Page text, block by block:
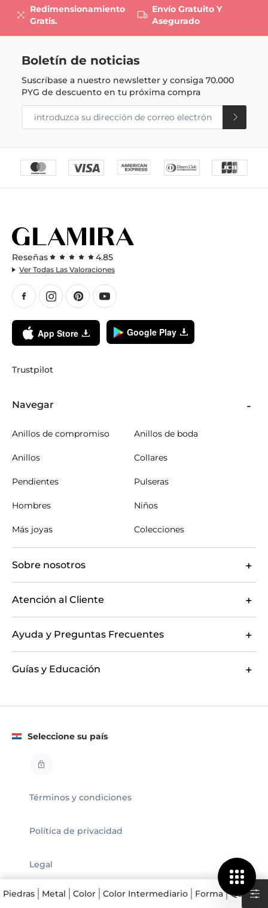
Piedras Metal Color Color Intermediario Forma Quilates
Redimensionamiento
Gratis.
Envío Gratuito Y
Asegurado
Boletín de noticias
Suscríbase a nuestro newsletter y consiga70.000
PYG de descuento en tu próxima compra
Reseñas 4.85
Ver Todas Las Valoraciones
App Store Google Play
Trustpilot
Navegar
Anillos de compromiso Anillos de boda
Anillos Collares
Pendientes Pulseras
Hombres Niños
Más joyas Colecciones
Sobre nosotros
Atención al Cliente
Ayuda y Preguntas Frecuentes
Guías y Educación
Seleccione su país
© GLAMIRA 2008 - 2026
Términos y condiciones
Política de privacidad
Legal